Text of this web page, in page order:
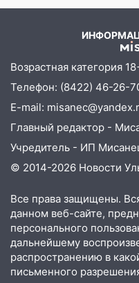
опасность» на
11:30 Кабмин РФ
2027 года
бензина Евро 2,
11:12 Соцсети: на
врезался в забор
10:27 Где есть
10:16 Внимание! В
объявлена
10:00 В
51-летний
Возрастная категория
Телефон: (8422) 46-26-
E-mail:
Главный редактор -
Учредитель - ИП
© 2014-2026 Новости
Все права защищены.
данном веб-сайте,
персонального
дальнейшему
распространению в
письменного